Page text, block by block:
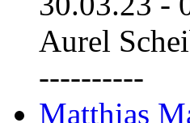
Aurel
----------
Matthias